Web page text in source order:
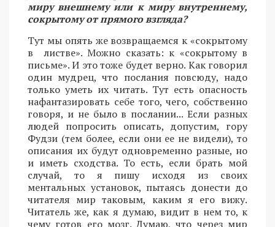
миру внешнему или к миру внутреннему,
сокрытому от прямого взгляда?
Тут мы опять же возвращаемся к «сокрытому
в листве». Можно сказать: к «сокрытому в
письме». И это тоже будет верно. Как говорил
один мудрец, что послания повсюду, надо
только уметь их читать. Тут есть опасность
нафантазировать себе того, чего, собственно
говоря, и не было в послании... Если разных
людей попросить описать, допустим, гору
Фудзи (тем более, если они ее не видели), то
описания их будут одновременно разные, но
и иметь сходства. То есть, если брать мой
случай, то я пишу исходя из своих
ментальных установок, пытаясь донести до
читателя мир таковым, каким я его вижу.
Читатель же, как я думаю, видит в нем то, к
чему готов его мозг. Думаю, что через мир